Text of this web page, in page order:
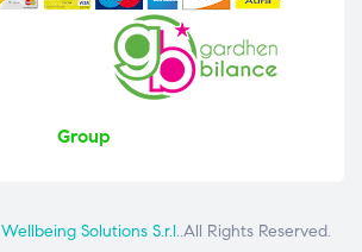
Group
Wellbeing Solutions S.r.l..All Rights Reserved.